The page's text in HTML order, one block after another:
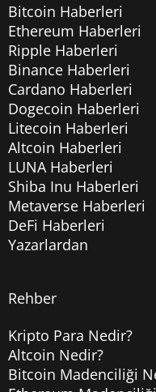
Bitcoin Haberleri
Ethereum Haberleri
Ripple Haberleri
Binance Haberleri
Cardano Haberleri
Dogecoin Haberleri
Litecoin Haberleri
Altcoin Haberleri
LUNA Haberleri
Shiba Inu Haberleri
Metaverse Haberleri
DeFi Haberleri
Yazarlardan
Rehber
Kripto Para Nedir?
Altcoin Nedir?
Bitcoin Madenciliği